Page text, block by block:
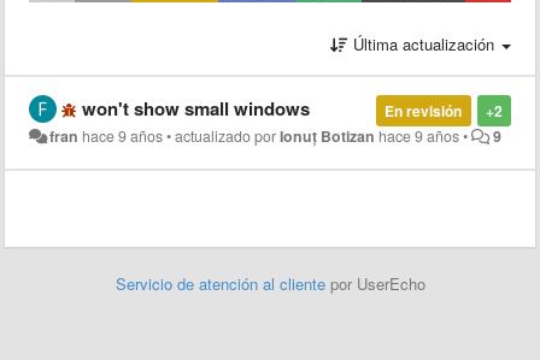
Última actualización
+2
En revisión
won't show small windows
fran hace 9 años•actualizado porIonuț Botizan hace 9 años• 9
Servicio de atención al cliente por UserEcho